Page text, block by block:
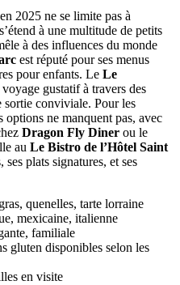
2025 ne se limite pas à
à une multitude de petits
à des influences du monde
est réputé pour ses menus
pour enfants. Le Le
gustatif à travers des
sortie conviviale. Pour les
options ne manquent pas, avec
Dragon Fly Diner ou le
au Le Bistro de l’Hôtel Saint
ses plats signatures, et ses
quenelles, tarte lorraine
mexicaine, italienne
familiale
gluten disponibles selon les
en visite